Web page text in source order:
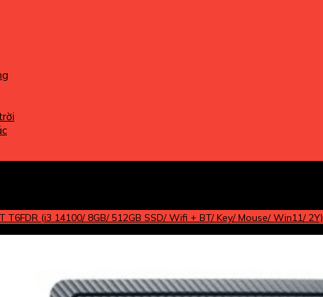
T6FDR (i3 14100/ 8GB/ 512GB SSD/ Wifi + BT/ Key/ Mouse/ Win11/ 2Y)